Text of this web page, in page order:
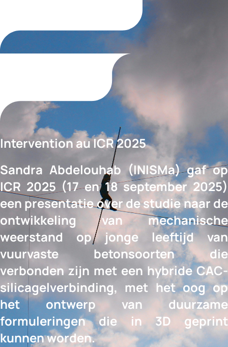
Intervention au ICR 2025
Sandra Abdelouhab (INISMa) gaf op
ICR 2025 (17 en 18 september 2025)
een presentatie over de studie naar de
ontwikkeling van mechanische
weerstand op jonge leeftijd van
vuurvaste betonsoorten die
verbonden zijn met een hybride CAC-
silicagelverbinding, met het oog op
het ontwerp van duurzame
formuleringen die in 3D geprint
kunnen worden.